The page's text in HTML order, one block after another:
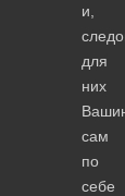
и,
для
них
сам
по
себе